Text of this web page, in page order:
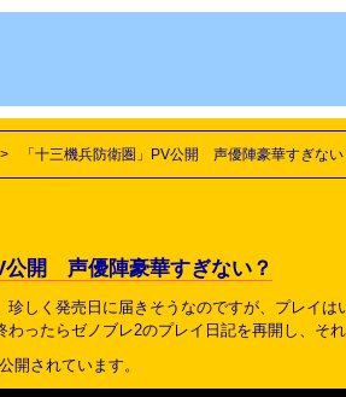
> 「十三機兵防衛圏」PV公開 声優陣豪華すぎない
公開 声優陣豪華すぎない？
珍しく発売日に届きそうなのですが、プレイ
わったらゼノブレ2のプレイ日記を再開し、そ
開されています。